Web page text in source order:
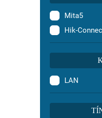
Mita5
Hik-
LAN